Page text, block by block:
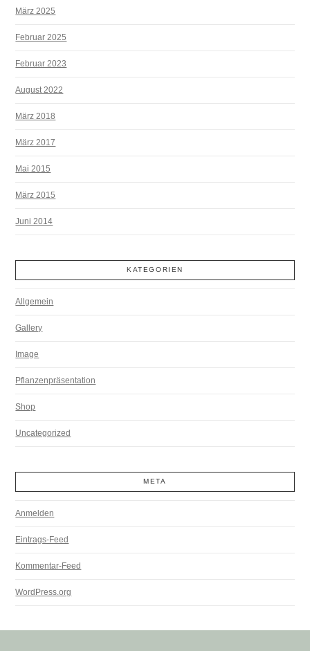
März 2025
Februar 2025
Februar 2023
August 2022
März 2018
März 2017
Mai 2015
März 2015
Juni 2014
KATEGORIEN
Allgemein
Gallery
Image
Pflanzenpräsentation
Shop
Uncategorized
META
Anmelden
Eintrags-Feed
Kommentar-Feed
WordPress.org